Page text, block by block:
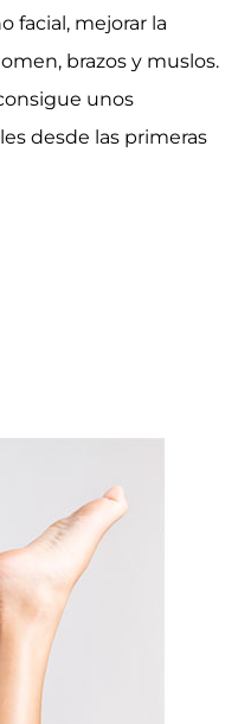
facial, mejorar la
brazos y muslos.
unos
desde las primeras